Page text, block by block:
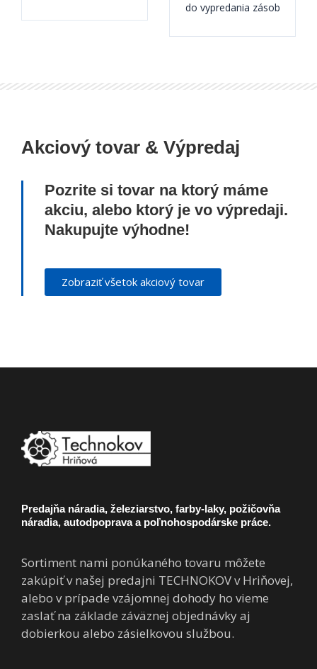
do vypredania zásob
Akciový tovar & Výpredaj
Pozrite si tovar na ktorý máme
akciu, alebo ktorý je vo výpredaji.
Nakupujte výhodne!
Zobraziť všetok akciový tovar
Predajňa náradia, železiarstvo, farby-laky, požičovňa
náradia, autodpoprava a poľnohospodárske práce.
Sortiment nami ponúkaného tovaru môžete
zakúpiť v našej predajni TECHNOKOV v Hriňovej,
alebo v prípade vzájomnej dohody ho vieme
zaslať na základe záväznej objednávky aj
dobierkou alebo zásielkovou službou.